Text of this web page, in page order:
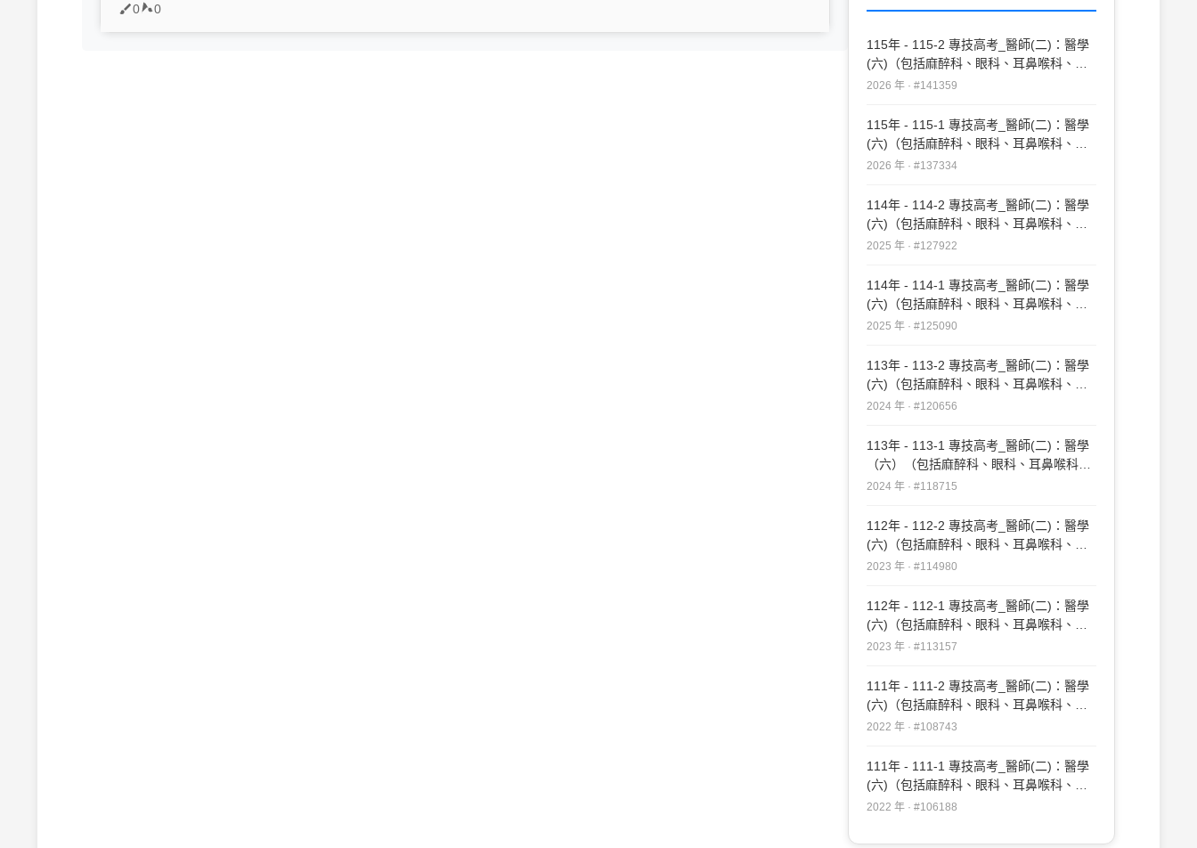
0 0
氏麻痺或 Klumpke 氏麻痺，大多數患者
115年 - 115-2 專技高考_醫師(二)：醫學
(六)（包括麻醉科、眼科、耳鼻喉科、婦
產科、復健科等科目及其相關臨床實例與
2026 年 · #141359
115年 - 115-1 專技高考_醫師(二)：醫學
(六)（包括麻醉科、眼科、耳鼻喉科、婦
產科、復健科等科目及其相關臨床實例與
2026 年 · #137334
114年 - 114-2 專技高考_醫師(二)：醫學
(六)（包括麻醉科、眼科、耳鼻喉科、婦
產科、復健科等科目及其相關臨床實例與
2025 年 · #127922
114年 - 114-1 專技高考_醫師(二)：醫學
(六)（包括麻醉科、眼科、耳鼻喉科、婦
產科、復健科等科目及其相關臨床實例與
2025 年 · #125090
113年 - 113-2 專技高考_醫師(二)：醫學
(六)（包括麻醉科、眼科、耳鼻喉科、婦
產科、復健科等科目及其相關臨床實例與
2024 年 · #120656
113年 - 113-1 專技高考_醫師(二)：醫學
（六）（包括麻醉科、眼科、耳鼻喉科、
婦產科、復健科等科目及其相關臨床實例
2024 年 · #118715
112年 - 112-2 專技高考_醫師(二)：醫學
(六)（包括麻醉科、眼科、耳鼻喉科、婦
產科、復健科等科目及其相關臨床實例與
2023 年 · #114980
112年 - 112-1 專技高考_醫師(二)：醫學
(六)（包括麻醉科、眼科、耳鼻喉科、婦
產科、復健科等科目及其相關臨床實例與
2023 年 · #113157
111年 - 111-2 專技高考_醫師(二)：醫學
(六)（包括麻醉科、眼科、耳鼻喉科、婦
產科、復健科等科目及其相關臨床實例與
2022 年 · #108743
111年 - 111-1 專技高考_醫師(二)：醫學
(六)（包括麻醉科、眼科、耳鼻喉科、婦
產科、復健科等科目及其相關臨床實例與
2022 年 · #106188